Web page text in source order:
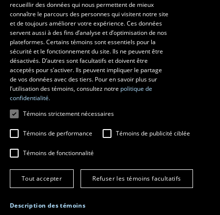
Les écoles et la recherche
École d’architecture
École d’art
École supérieure d’aménagement du territoire et de développement
régional
Centre de recherche en aménagement et développement
© 2026 Université Laval
Tous droits réservés
Conditions générales d'utilisation
Fraude en ligne
Paramétrer les témoins
recueillir des données qui nous permettent de mieux
connaître le parcours des personnes qui visitent notre site
et de toujours améliorer votre expérience. Ces données
servent aussi à des fins d’analyse et d’optimisation de nos
plateformes. Certains témoins sont essentiels pour la
sécurité et le fonctionnement du site. Ils ne peuvent être
désactivés. D’autres sont facultatifs et doivent être
acceptés pour s’activer. Ils peuvent impliquer le partage
de vos données avec des tiers. Pour en savoir plus sur
l’utilisation des témoins, consultez notre politique de
confidentialité.
Témoins strictement nécessaires
Témoins de performance Témoins de publicité ciblée
Témoins de fonctionnalité
Tout accepter Refuser les témoins facultatifs
Description des témoins